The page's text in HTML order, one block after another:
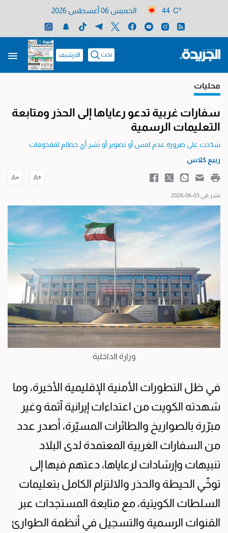
44 C° الخميس 06 أغسطس 2026
بحث الارشيف
محليات
سفارات غربية تدعو رعاياها إلى الحذر ومتابعة
التعليمات الرسمية
شدّدت على ضرورة عدم لمس أو تصوير أو نشر أي حطام لمقذوفات
ربيع كلاس
نشر في 03-06-2026
وزارة الداخلية
في ظل التطورات الأمنية الإقليمية الأخيرة، وما
شهدته الكويت من اعتداءات إيرانية آثمة وغير
مبرّرة بالصواريخ والطائرات المسيّرة، أصدر عدد
من السفارات الغربية المعتمدة لدى البلاد
تنبيهات وإرشادات لرعاياها، دعتهم فيها إلى
توخّي الحيطة والحذر والالتزام الكامل بتعليمات
السلطات الكويتية، مع متابعة المستجدات عبر
القنوات الرسمية والتسجيل في أنظمة الطوارئ